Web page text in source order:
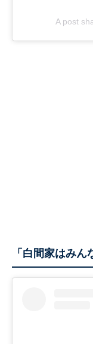
A post
「白間家はみん